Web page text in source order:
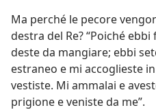
Ma perché le pecore
destra del Re? “Poiché ebbi
deste da mangiare; ebbi
estraneo e mi accoglieste
vestiste. Mi ammalai e
prigione e veniste da me”.